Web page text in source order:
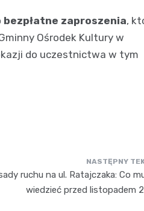
bezpłatne zaproszenia,
Ośrodek Kultury w
do uczestnictwa w tym
ruchu na ul. Ratajczaka: Co
wiedzieć przed listopadem